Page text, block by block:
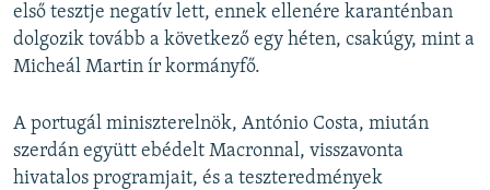
első tesztje negatív lett, ennek ellenére karanténban
dolgozik tovább a következő egy héten, csakúgy, mint a
Micheál Martin ír kormányfő.
A portugál miniszterelnök, António Costa, miután
szerdán együtt ebédelt Macronnal, visszavonta
hivatalos programjait, és a teszteredmények